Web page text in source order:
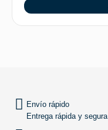
Envío rápido
Entrega rápida y segura